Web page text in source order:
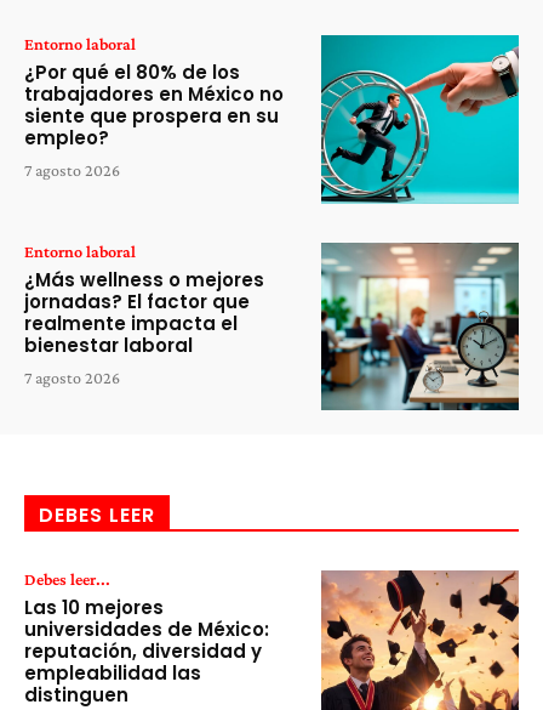
Entorno laboral
¿Por qué el 80% de los
trabajadores en México no
siente que prospera en su
empleo?
7 agosto 2026
Entorno laboral
¿Más wellness o mejores
jornadas? El factor que
realmente impacta el
bienestar laboral
7 agosto 2026
DEBES LEER
Debes leer...
Las 10 mejores
universidades de México:
reputación, diversidad y
empleabilidad las
distinguen